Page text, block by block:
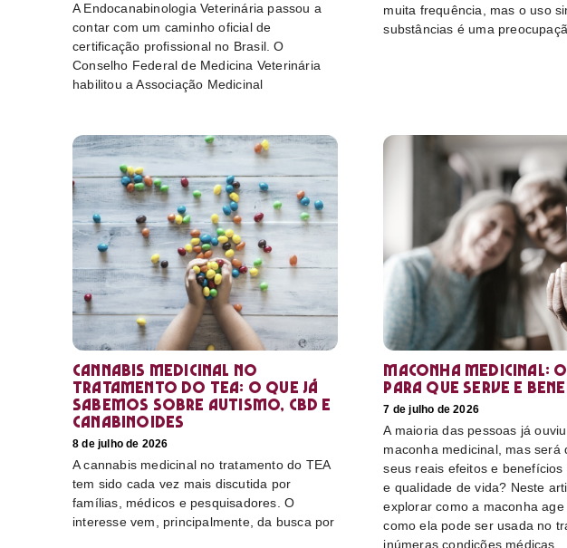
A Endocanabinologia Veterinária passou a
contar com um caminho oficial de
certificação profissional no Brasil. O
Conselho Federal de Medicina Veterinária
habilitou a Associação Medicinal
muita frequência, mas o uso
substâncias é uma
Cannabis medicinal no
tratamento do TEA: o que já
sabemos sobre autismo, CBD e
canabinoides
8 de julho de 2026
A cannabis medicinal no tratamento do TEA
tem sido cada vez mais discutida por
famílias, médicos e pesquisadores. O
interesse vem, principalmente, da busca por
Maconha medicinal:
para que serve e
7 de julho de 2026
A maioria das pessoas já
maconha medicinal, mas será
seus reais efeitos e benefícios
e qualidade de vida? Neste
explorar como a maconha
como ela pode ser usada no
inúmeras condições médicas.